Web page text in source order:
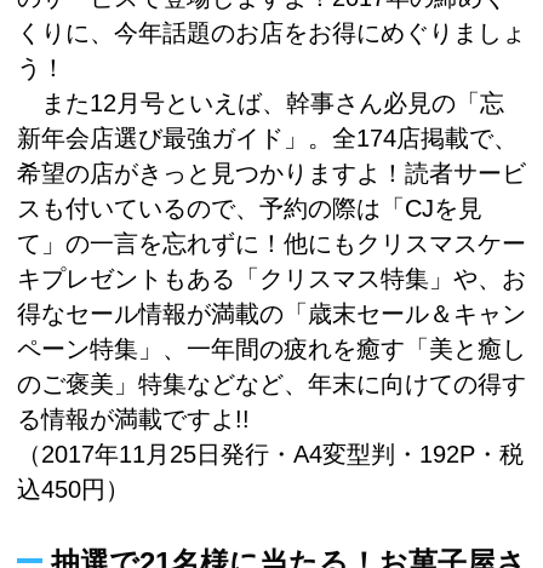
くりに、今年話題のお店をお得にめぐりましょ
う！
また12月号といえば、幹事さん必見の「忘
新年会店選び最強ガイド」。全174店掲載で、
希望の店がきっと見つかりますよ！読者サービ
スも付いているので、予約の際は「CJを見
て」の一言を忘れずに！他にもクリスマスケー
キプレゼントもある「クリスマス特集」や、お
得なセール情報が満載の「歳末セール＆キャン
ペーン特集」、一年間の疲れを癒す「美と癒し
のご褒美」特集などなど、年末に向けての得す
る情報が満載ですよ!!
（2017年11月25日発行・A4変型判・192P・税
込450円）